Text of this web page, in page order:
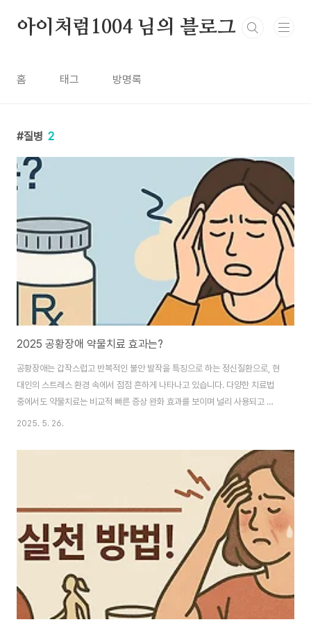
아이처럼1004 님의 블로그
홈 태그 방명록
질병 2
2025 공황장애 약물치료 효과는?
공황장애는 갑작스럽고 반복적인 불안 발작을 특징으로 하는 정신질환으로, 현
대인의 스트레스 환경 속에서 점점 흔하게 나타나고 있습니다. 다양한 치료법
중에서도 약물치료는 비교적 빠른 증상 완화 효과를 보이며 널리 사용되고 있
는데요. 2025년 현재 기준으로 공황장애 약물치료의 효과는 얼마나 신뢰할
등을 중심으로 공황장애 약물치료의 실제적인 측면을 알아보겠습니다. 대표적
인 공황장애 치료약 종류 공황장애 치료에 사용되는 약물은 크게 항우울제
(SSRI, SNRI) 계열과 항불안제(벤조디아제핀) 계열로 나눌 수 있습니다. 이 중
에서도 선택적 세로토닌 재흡수 억제제(SSRI)는 1차 치료제로 가장 널리 사용
2025. 5. 26.